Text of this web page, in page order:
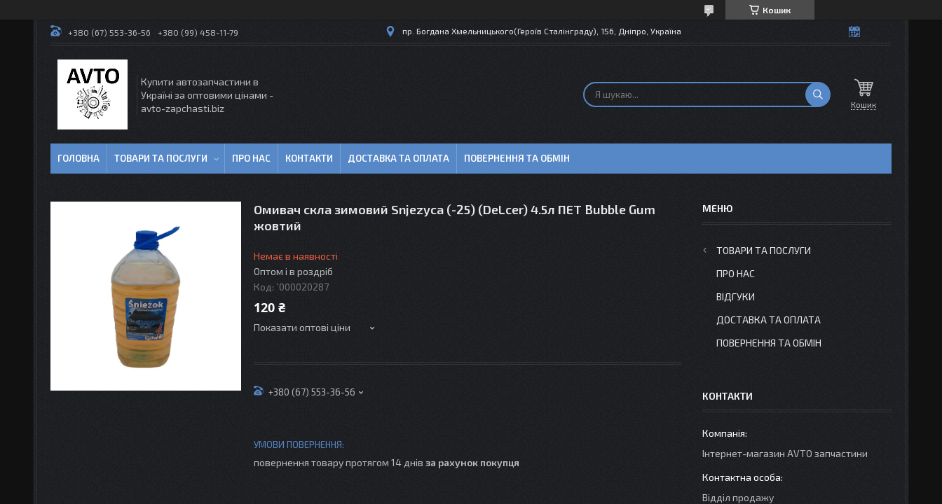
Кошик
+380 (67) 553-36-56 +380 (99) 458-11-79 пр. Богдана Хмельницького(Героїв Сталінграду), 156, Дніпро, Україна
Купити автозапчастини в
Україні за оптовими цінами -
avto-zapchasti.biz
Кошик
ГОЛОВНА ТОВАРИ ТА ПОСЛУГИ ПРО НАС КОНТАКТИ ДОСТАВКА ТА ОПЛАТА ПОВЕРНЕННЯ ТА ОБМІН
Омивач скла зимовий Snjezyca (-25) (DeLcer) 4.5л ПЕТ Bubble Gum
жовтий
Немає в наявності
Оптом і в роздріб
Код: `000020287
120 ₴
Показати оптові ціни
+380 (67) 553-36-56
повернення товару протягом 14 днів за рахунок покупця
ТОВАРИ ТА ПОСЛУГИ
ПРО НАС
ВІДГУКИ
ДОСТАВКА ТА ОПЛАТА
ПОВЕРНЕННЯ ТА ОБМІН
КОНТАКТИ
Інтернет-магазин AVTO запчастини
Відділ продажу